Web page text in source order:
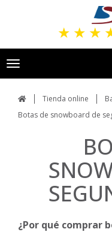
★ ★ ★
Toggle
navigation
Tienda online
Botas de snowboard de
¿Por qué comprar